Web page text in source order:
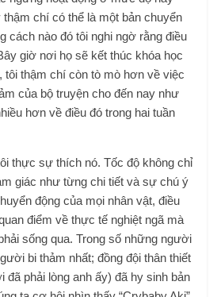
thậm chí có thể là một bản chuyển
cách nào đó tôi nghi ngờ rằng điều
giờ nơi họ sẽ kết thúc khóa học
tôi thậm chí còn tò mò hơn về việc
của bộ truyện cho đến nay như
hơn về điều đó trong hai tuần
thực sự thích nó. Tốc độ không chỉ
giác như từng chi tiết và sự chú ý
động của mọi nhân vật, điều
điểm về thực tế nghiệt ngã mà
sống qua. Trong số những người
bi thảm nhất; đồng đội thân thiết
đã phải lòng anh ấy) đã hy sinh bản